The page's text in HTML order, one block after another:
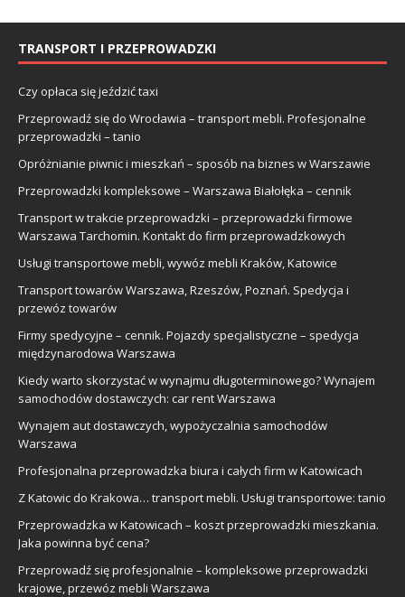
TRANSPORT I PRZEPROWADZKI
Czy opłaca się jeździć taxi
Przeprowadź się do Wrocławia – transport mebli. Profesjonalne
przeprowadzki – tanio
Opróżnianie piwnic i mieszkań – sposób na biznes w Warszawie
Przeprowadzki kompleksowe – Warszawa Białołęka – cennik
Transport w trakcie przeprowadzki – przeprowadzki firmowe
Warszawa Tarchomin. Kontakt do firm przeprowadzkowych
Usługi transportowe mebli, wywóz mebli Kraków, Katowice
Transport towarów Warszawa, Rzeszów, Poznań. Spedycja i
przewóz towarów
Firmy spedycyjne – cennik. Pojazdy specjalistyczne – spedycja
międzynarodowa Warszawa
Kiedy warto skorzystać w wynajmu długoterminowego? Wynajem
samochodów dostawczych: car rent Warszawa
Wynajem aut dostawczych, wypożyczalnia samochodów
Warszawa
Profesjonalna przeprowadzka biura i całych firm w Katowicach
Z Katowic do Krakowa… transport mebli. Usługi transportowe: tanio
Przeprowadzka w Katowicach – koszt przeprowadzki mieszkania.
Jaka powinna być cena?
Przeprowadź się profesjonalnie – kompleksowe przeprowadzki
krajowe, przewóz mebli Warszawa